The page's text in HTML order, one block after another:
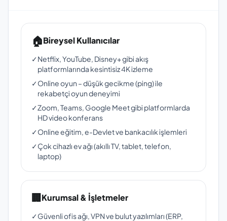
🏠Bireysel Kullanıcılar
✓Netflix, YouTube, Disney+ gibi akış
platformlarında kesintisiz 4K izleme
✓Online oyun – düşük gecikme (ping) ile
rekabetçi oyun deneyimi
✓Zoom, Teams, Google Meet gibi platformlarda
HD video konferans
✓Online eğitim, e-Devlet ve bankacılık işlemleri
✓Çok cihazlı ev ağı (akıllı TV, tablet, telefon,
laptop)
🏢Kurumsal & İşletmeler
✓Güvenli ofis ağı, VPN ve bulut yazılımları (ERP,